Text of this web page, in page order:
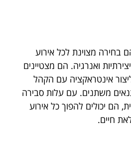
בחירה מצוינת לכל אירוע
ואנרגיה. הם מצטיינים
ליצור אינטראקציה עם הקהל
משתנים. עם עלות סבירה
הם יכולים להפוך כל אירוע
חיים.